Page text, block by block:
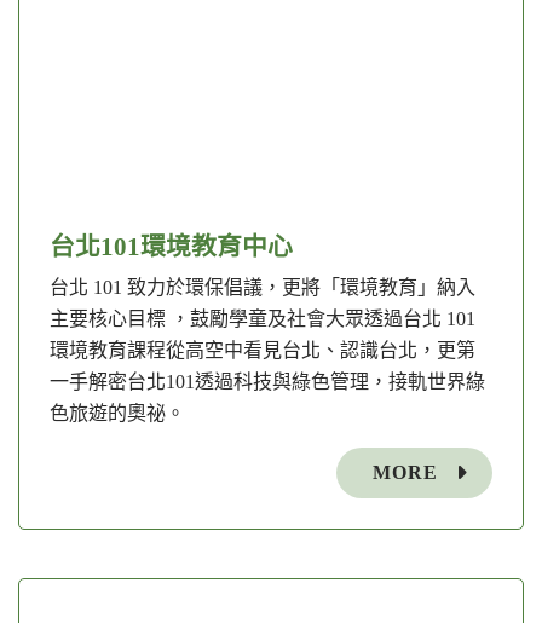
台北101環境教育中心
台北 101 致力於環保倡議，更將「環境教育」納入
主要核心目標 ，鼓勵學童及社會大眾透過台北 101
環境教育課程從高空中看見台北、認識台北，更第
一手解密台北101透過科技與綠色管理，接軌世界綠
色旅遊的奧祕。
MORE